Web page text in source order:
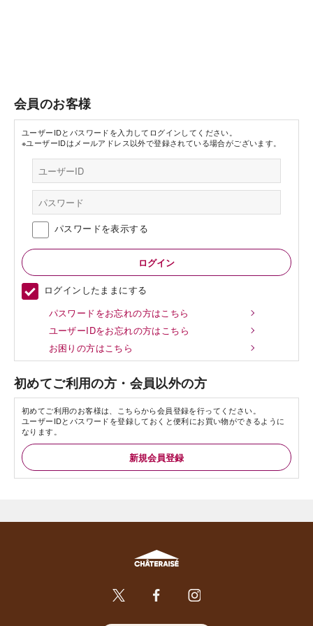
会員のお客様
ユーザーIDとパスワードを入力してログインしてください。
※ユーザーIDはメールアドレス以外で登録されている場合がございます。
パスワードを表示する
ログインしたままにする
パスワードをお忘れの方はこちら
ユーザーIDをお忘れの方はこちら
お困りの方はこちら
初めてご利用の方・会員以外の方
初めてご利用のお客様は、こちらから会員登録を行ってください。
ユーザーIDとパスワードを登録しておくと便利にお買い物ができるように
なります。